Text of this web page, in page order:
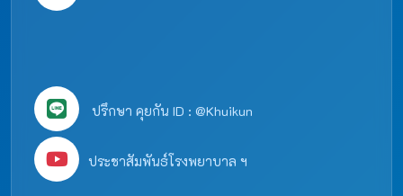
ปรึกษา คุยกัน ID : @Khuikun
ประชาสัมพันธ์โรงพยาบาล ฯ